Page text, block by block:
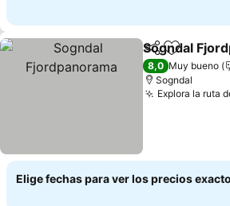
Compartir
Agregar
Sogndal
8,0 Muy bueno
Sogndal
Explora la ruta
Elige fechas para ver los precios